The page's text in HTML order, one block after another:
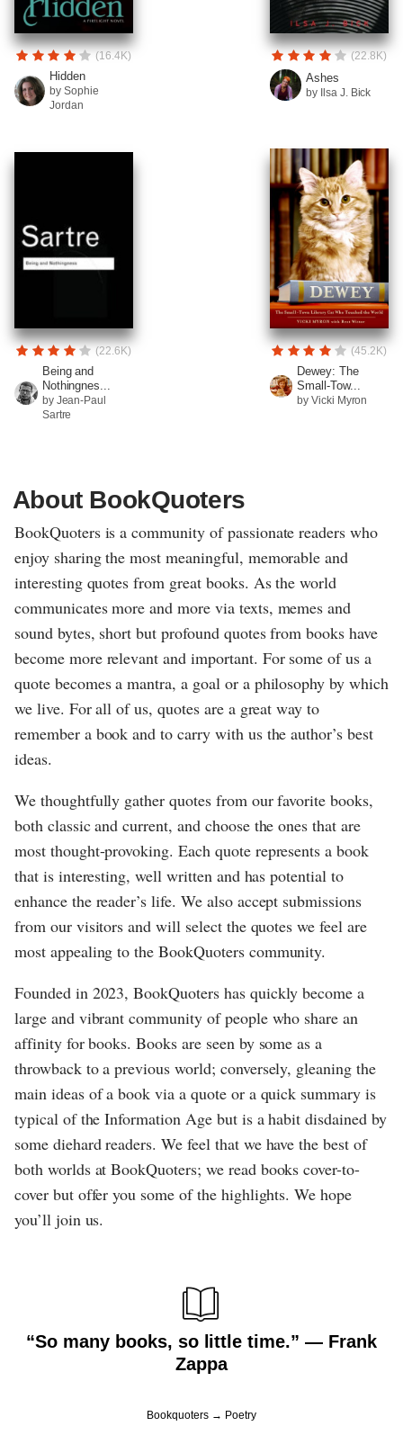
(16.4K)
Hidden
by Sophie
Jordan
(22.8K)
Ashes
by Ilsa J. Bick
(22.6K)
Being and
Nothingnes...
by Jean-Paul
Sartre
(45.2K)
Dewey: The
Small-Tow...
by Vicki Myron
About BookQuoters
BookQuoters is a community of passionate readers who
enjoy sharing the most meaningful, memorable and
interesting quotes from great books. As the world
communicates more and more via texts, memes and
sound bytes, short but profound quotes from books have
become more relevant and important. For some of us a
quote becomes a mantra, a goal or a philosophy by which
we live. For all of us, quotes are a great way to
remember a book and to carry with us the author’s best
ideas.
We thoughtfully gather quotes from our favorite books,
both classic and current, and choose the ones that are
most thought-provoking. Each quote represents a book
that is interesting, well written and has potential to
enhance the reader’s life. We also accept submissions
from our visitors and will select the quotes we feel are
most appealing to the BookQuoters community.
Founded in 2023, BookQuoters has quickly become a
large and vibrant community of people who share an
affinity for books. Books are seen by some as a
throwback to a previous world; conversely, gleaning the
main ideas of a book via a quote or a quick summary is
typical of the Information Age but is a habit disdained by
some diehard readers. We feel that we have the best of
both worlds at BookQuoters; we read books cover-to-
cover but offer you some of the highlights. We hope
you’ll join us.
“So many books, so little time.” ― Frank
Zappa
Bookquoters Poetry